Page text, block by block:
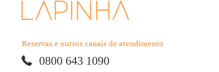
Reservas e outros canais de atendimento
0800 643 1090